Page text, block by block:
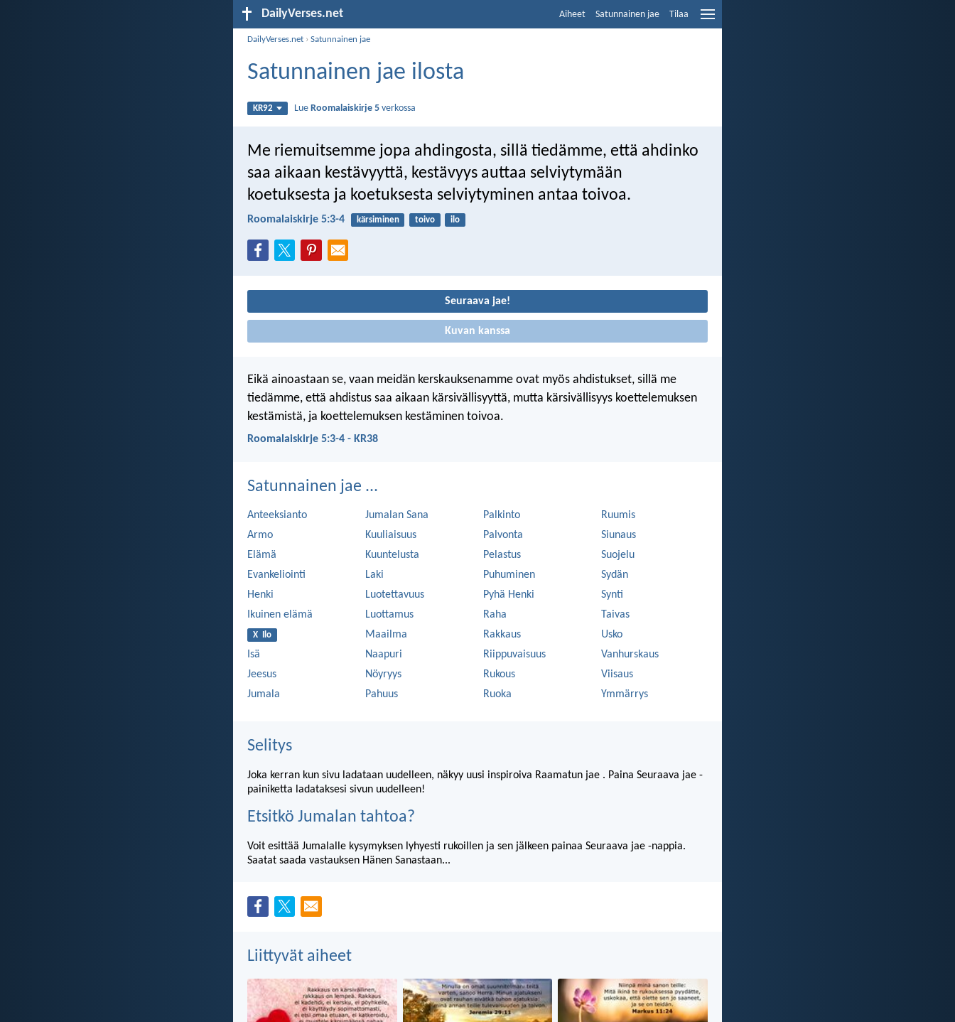
DailyVerses.net Aiheet Satunnainen jae Tilaa
DailyVerses.net ›Satunnainen jae
Satunnainen jae ilosta
KR92 Lue Roomalaiskirje 5 verkossa
Me riemuitsemme jopa ahdingosta, sillä tiedämme, että ahdinko
saa aikaan kestävyyttä, kestävyys auttaa selviytymään
koetuksesta ja koetuksesta selviytyminen antaa toivoa.
Roomalaiskirje 5:3-4 kärsiminen toivo ilo
Seuraava jae!
Kuvan kanssa
Eikä ainoastaan se, vaan meidän kerskauksenamme ovat myös ahdistukset, sillä me
tiedämme, että ahdistus saa aikaan kärsivällisyyttä, mutta kärsivällisyys koettelemuksen
kestämistä, ja koettelemuksen kestäminen toivoa.
Roomalaiskirje 5:3-4 - KR38
Satunnainen jae ...
Anteeksianto
Armo
Elämä
Evankeliointi
Henki
Ikuinen elämä
X Ilo
Isä
Jeesus
Jumala
Jumalan Sana
Kuuliaisuus
Kuuntelusta
Laki
Luotettavuus
Luottamus
Maailma
Naapuri
Nöyryys
Pahuus
Palkinto
Palvonta
Pelastus
Puhuminen
Pyhä Henki
Raha
Rakkaus
Riippuvaisuus
Rukous
Ruoka
Ruumis
Siunaus
Suojelu
Sydän
Synti
Taivas
Usko
Vanhurskaus
Viisaus
Ymmärrys
Selitys
Joka kerran kun sivu ladataan uudelleen, näkyy uusi inspiroiva Raamatun jae . Paina Seuraava jae -
painiketta ladataksesi sivun uudelleen!
Etsitkö Jumalan tahtoa?
Voit esittää Jumalalle kysymyksen lyhyesti rukoillen ja sen jälkeen painaa Seuraava jae -nappia.
Saatat saada vastauksen Hänen Sanastaan...
Liittyvät aiheet